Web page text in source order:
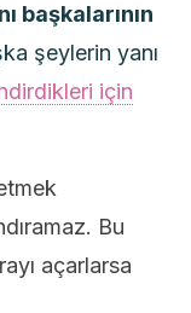
başkalarının
şeylerin yanı
için
Bu
açarlarsa